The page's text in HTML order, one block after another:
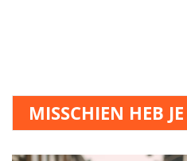
MISSCHIEN HEB